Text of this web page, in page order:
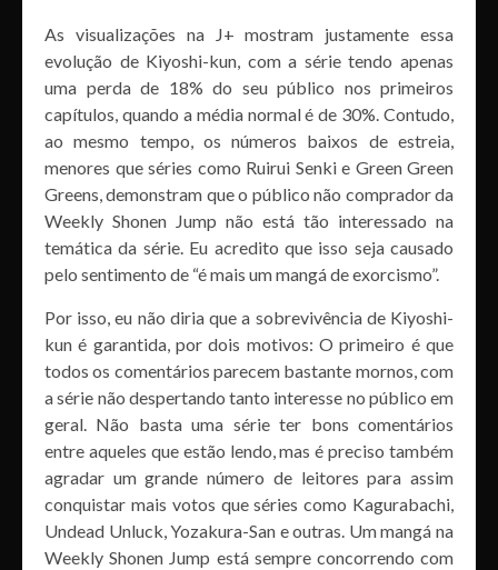
As visualizações na J+ mostram justamente essa
evolução de Kiyoshi-kun, com a série tendo apenas
uma perda de 18% do seu público nos primeiros
capítulos, quando a média normal é de 30%. Contudo,
ao mesmo tempo, os números baixos de estreia,
menores que séries como Ruirui Senki e Green Green
Greens, demonstram que o público não comprador da
Weekly Shonen Jump não está tão interessado na
temática da série. Eu acredito que isso seja causado
pelo sentimento de “é mais um mangá de exorcismo”.
Por isso, eu não diria que a sobrevivência de Kiyoshi-
kun é garantida, por dois motivos: O primeiro é que
todos os comentários parecem bastante mornos, com
a série não despertando tanto interesse no público em
geral. Não basta uma série ter bons comentários
entre aqueles que estão lendo, mas é preciso também
agradar um grande número de leitores para assim
conquistar mais votos que séries como Kagurabachi,
Undead Unluck, Yozakura-San e outras. Um mangá na
Weekly Shonen Jump está sempre concorrendo com